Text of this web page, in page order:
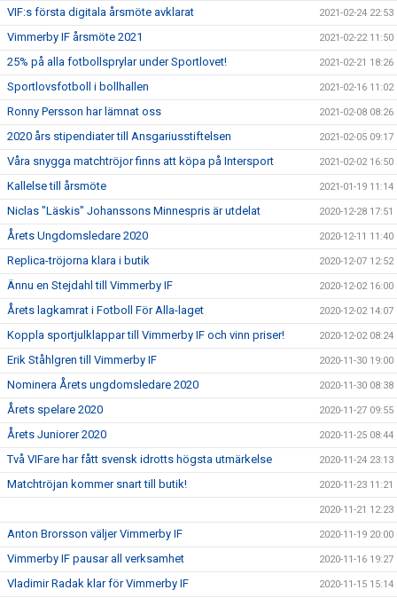
VIF:s första digitala årsmöte avklarat 2021-02-24 22:53
Vimmerby IF årsmöte 2021 2021-02-22 11:50
25% på alla fotbollsprylar under Sportlovet! 2021-02-21 18:26
Sportlovsfotboll i bollhallen 2021-02-16 11:02
Ronny Persson har lämnat oss 2021-02-08 08:26
2020 års stipendiater till Ansgariusstiftelsen 2021-02-05 09:17
Våra snygga matchtröjor finns att köpa på Intersport 2021-02-02 16:50
Kallelse till årsmöte 2021-01-19 11:14
Niclas "Läskis" Johanssons Minnespris är utdelat 2020-12-28 17:51
Årets Ungdomsledare 2020 2020-12-11 11:40
Replica-tröjorna klara i butik 2020-12-07 12:52
Ännu en Stejdahl till Vimmerby IF 2020-12-02 16:00
Årets lagkamrat i Fotboll För Alla-laget 2020-12-02 14:07
Koppla sportjulklappar till Vimmerby IF och vinn priser! 2020-12-02 08:24
Erik Ståhlgren till Vimmerby IF 2020-11-30 19:00
Nominera Årets ungdomsledare 2020 2020-11-30 08:38
Årets spelare 2020 2020-11-27 09:55
Årets Juniorer 2020 2020-11-25 08:44
Två VIFare har fått svensk idrotts högsta utmärkelse 2020-11-24 23:13
Matchtröjan kommer snart till butik! 2020-11-23 11:21
2020-11-21 12:23
Anton Brorsson väljer Vimmerby IF 2020-11-19 20:00
Vimmerby IF pausar all verksamhet 2020-11-16 19:27
Vladimir Radak klar för Vimmerby IF 2020-11-15 15:14